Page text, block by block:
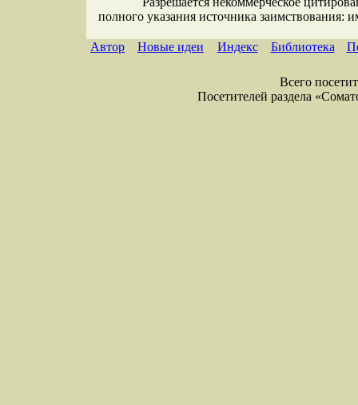
полного указания источника заимствования:
Автор Новые идеи Индекс Библиотека
Всего
Посетителей раздела